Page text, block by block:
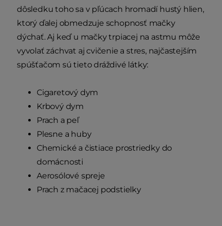
dôsledku toho sa v pľúcach hromadí hustý hlien,
ktorý ďalej obmedzuje schopnosť mačky
dýchať. Aj keď u mačky trpiacej na astmu môže
vyvolať záchvat aj cvičenie a stres, najčastejším
spúšťačom sú tieto dráždivé látky:
Cigaretový dym
Krbový dym
Prach a peľ
Plesne a huby
Chemické a čistiace prostriedky do
domácnosti
Aerosólové spreje
Prach z mačacej podstielky